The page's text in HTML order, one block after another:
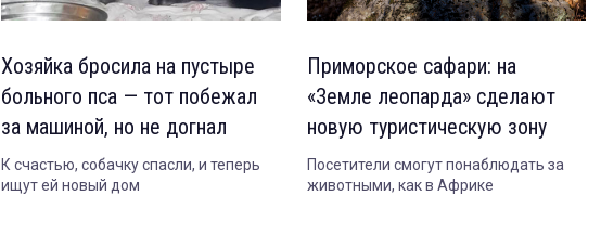
Хозяйка бросила на пустыре
больного пса — тот побежал
за машиной, но не догнал
К счастью, собачку спасли, и теперь
ищут ей новый дом
Приморское сафари: на
«Земле леопарда» сделают
новую туристическую зону
Посетители смогут понаблюдать за
животными, как в Африке